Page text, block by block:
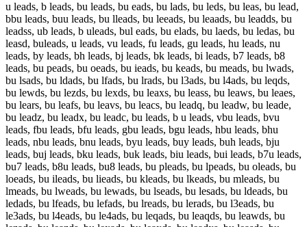
u leads, b leads, bu leads, bu eads, bu lads, bu leds, bu leas, bu lead,
bbu leads, buu leads, bu lleads, bu leeads, bu leaads, bu leadds, bu
leadss, ub leads, b uleads, bul eads, bu elads, bu laeds, bu ledas, bu
leasd, buleads, u leads, vu leads, fu leads, gu leads, hu leads, nu
leads, by leads, bh leads, bj leads, bk leads, bi leads, b7 leads, b8
leads, bu peads, bu oeads, bu ieads, bu keads, bu meads, bu lwads,
bu lsads, bu ldads, bu lfads, bu lrads, bu l3ads, bu l4ads, bu leqds,
bu lewds, bu lezds, bu lexds, bu leaxs, bu leass, bu leaws, bu leaes,
bu lears, bu leafs, bu leavs, bu leacs, bu leadq, bu leadw, bu leade,
bu leadz, bu leadx, bu leadc, bu leads, b u leads, vbu leads, bvu
leads, fbu leads, bfu leads, gbu leads, bgu leads, hbu leads, bhu
leads, nbu leads, bnu leads, byu leads, buy leads, buh leads, bju
leads, buj leads, bku leads, buk leads, biu leads, bui leads, b7u leads,
bu7 leads, b8u leads, bu8 leads, bu pleads, bu lpeads, bu oleads, bu
loeads, bu ileads, bu lieads, bu kleads, bu lkeads, bu mleads, bu
lmeads, bu lweads, bu lewads, bu lseads, bu lesads, bu ldeads, bu
ledads, bu lfeads, bu lefads, bu lreads, bu lerads, bu l3eads, bu
le3ads, bu l4eads, bu le4ads, bu leqads, bu leaqds, bu leawds, bu